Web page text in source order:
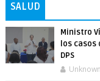
SALUD
Ministro
los
DPS
Unknown